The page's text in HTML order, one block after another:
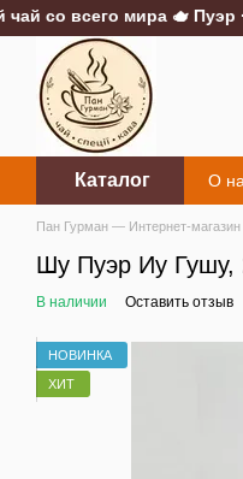
Перейти к основному
со всего мира 🫖 Пуэр ·
Каталог О
Пан Гурман — Интернет-
Шу Пуэр Иу Гушу,
В наличии Оставить отзыв
НОВИНКА
ХИТ